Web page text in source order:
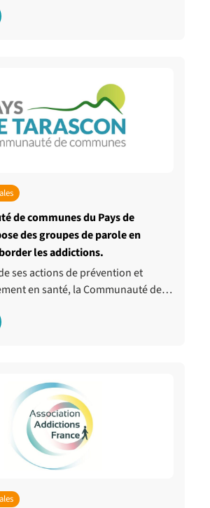
de communes du Pays de
des groupes de parole en
les addictions.
ses actions de prévention et
en santé, la Communauté de…